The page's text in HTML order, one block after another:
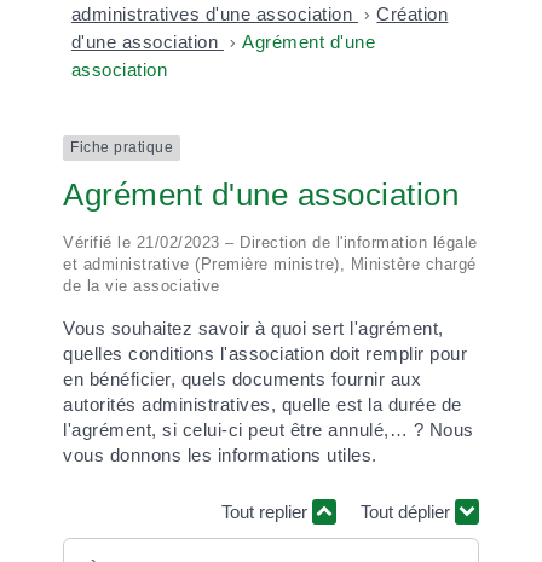
administratives d'une association > Création
d'une association > Agrément d'une
association
Fiche pratique
Agrément d'une association
Vérifié le 21/02/2023 – Direction de l'information légale
et administrative (Première ministre), Ministère chargé
de la vie associative
Vous souhaitez savoir à quoi sert l'agrément,
quelles conditions l'association doit remplir pour
en bénéficier, quels documents fournir aux
autorités administratives, quelle est la durée de
l'agrément, si celui-ci peut être annulé,… ? Nous
vous donnons les informations utiles.
Tout replier Tout déplier